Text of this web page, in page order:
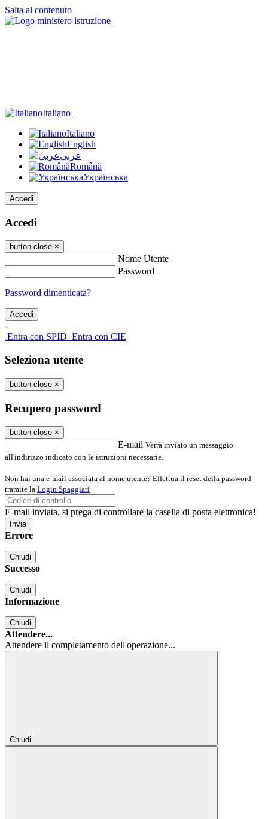
Salta al contenuto
Italiano
Italiano
English
عربى
Română
Українська
Accedi
Accedi
button close ×
Nome Utente
Password
Password dimenticata?
-
Entra con SPID Entra con CIE
Seleziona utente
button close ×
Recupero password
button close ×
E-mail Verrà inviato un messaggio
all'indirizzo indicato con le istruzioni necessarie.
Non hai una e-mail associata al nome utente? Effettua il reset della password
tramite la Login Spaggiari
E-mail inviata, si prega di controllare la casella di posta elettronica!
Errore
Chiudi
Successo
Chiudi
Informazione
Chiudi
Attendere...
Attendere il completamento dell'operazione...
Chiudi